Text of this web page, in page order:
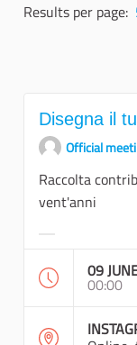
Results per page:
Disegna il
Official
Raccolta
vent'anni
09
00:00